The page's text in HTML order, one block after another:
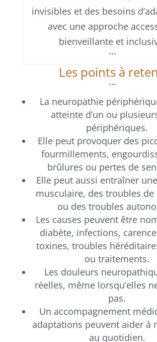
invisibles et des besoins
avec une approche
bienveillante et
```
Les points à
```
La neuropathie
atteinte d’un ou
périphériques.
Elle peut provoquer des
fourmillements,
brûlures ou pertes de
Elle peut aussi entraîner
musculaire, des troubles de
ou des troubles
Les causes peuvent être
diabète, infections,
toxines, troubles
ou traitements.
Les douleurs
réelles, même lorsqu’elles
pas.
Un accompagnement
adaptations peuvent aider à
au quotidien.